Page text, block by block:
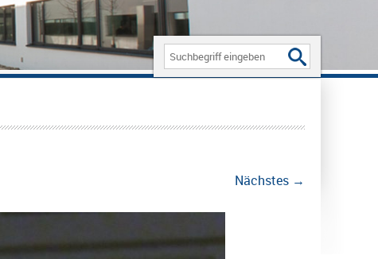
Search
for:
Nächstes →